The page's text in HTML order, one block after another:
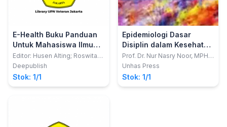
E-Health Buku Panduan
Untuk Mahasiswa Ilmu
Kesehatan Dan
Profesional Kesehatan
Editor: Husen Alting; Roswita
M. Aboe
Deepublish
Stok: 1/1
Epidemiologi Dasar
Disiplin dalam Kesehatan
Masyarakat
Prof. Dr. Nur Nasry Noor, MPH.;
Prof. Dr. drg. A Arsunan Arsin,
Unhas Press
Stok: 1/1